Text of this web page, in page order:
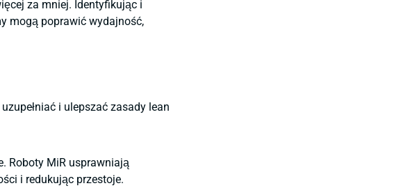
za mniej. Identyfikując i
mogą poprawić wydajność,
i ulepszać zasady lean
Roboty MiR usprawniają
i redukując przestoje.